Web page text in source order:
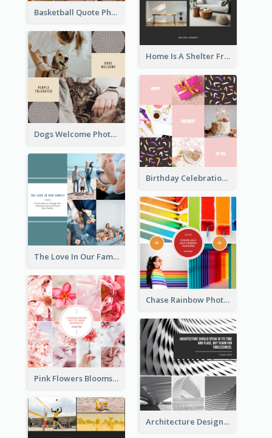
Basketball Quote Photo Collage
Home Is A Shelter From Storm Photo Collage
Dogs Welcome Photo Collage
Birthday Celebration Cakes Photo Collage
The Love In Our Family Photo Collage
Chase Rainbow Photo Collage
Pink Flowers Blooms Photo Collage
Architecture Design Photo Collage